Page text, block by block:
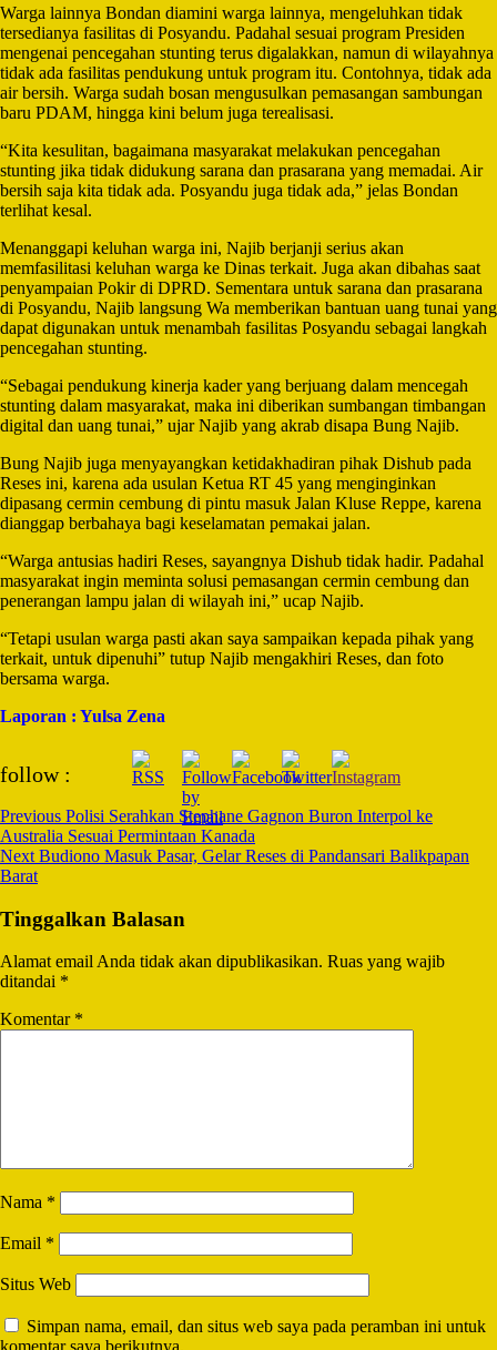
Warga lainnya Bondan diamini warga lainnya, mengeluhkan tidak
tersedianya fasilitas di Posyandu. Padahal sesuai program Presiden
mengenai pencegahan stunting terus digalakkan, namun di wilayahnya
tidak ada fasilitas pendukung untuk program itu. Contohnya, tidak ada
air bersih. Warga sudah bosan mengusulkan pemasangan sambungan
baru PDAM, hingga kini belum juga terealisasi.
“Kita kesulitan, bagaimana masyarakat melakukan pencegahan
stunting jika tidak didukung sarana dan prasarana yang memadai. Air
bersih saja kita tidak ada. Posyandu juga tidak ada,” jelas Bondan
terlihat kesal.
Menanggapi keluhan warga ini, Najib berjanji serius akan
memfasilitasi keluhan warga ke Dinas terkait. Juga akan dibahas saat
penyampaian Pokir di DPRD. Sementara untuk sarana dan prasarana
di Posyandu, Najib langsung Wa memberikan bantuan uang tunai yang
dapat digunakan untuk menambah fasilitas Posyandu sebagai langkah
pencegahan stunting.
“Sebagai pendukung kinerja kader yang berjuang dalam mencegah
stunting dalam masyarakat, maka ini diberikan sumbangan timbangan
digital dan uang tunai,” ujar Najib yang akrab disapa Bung Najib.
Bung Najib juga menyayangkan ketidakhadiran pihak Dishub pada
Reses ini, karena ada usulan Ketua RT 45 yang menginginkan
dipasang cermin cembung di pintu masuk Jalan Kluse Reppe, karena
dianggap berbahaya bagi keselamatan pemakai jalan.
“Warga antusias hadiri Reses, sayangnya Dishub tidak hadir. Padahal
masyarakat ingin meminta solusi pemasangan cermin cembung dan
penerangan lampu jalan di wilayah ini,” ucap Najib.
“Tetapi usulan warga pasti akan saya sampaikan kepada pihak yang
terkait, untuk dipenuhi” tutup Najib mengakhiri Reses, dan foto
bersama warga.
Laporan : Yulsa Zena
follow :
Navigation
Previous Polisi Serahkan Stephane Gagnon Buron Interpol ke
Australia Sesuai Permintaan Kanada
Next Budiono Masuk Pasar, Gelar Reses di Pandansari Balikpapan
Barat
Tinggalkan Balasan
Alamat email Anda tidak akan dipublikasikan. Ruas yang wajib
ditandai *
Komentar *
Nama *
Email *
Situs Web
Simpan nama, email, dan situs web saya pada peramban ini untuk